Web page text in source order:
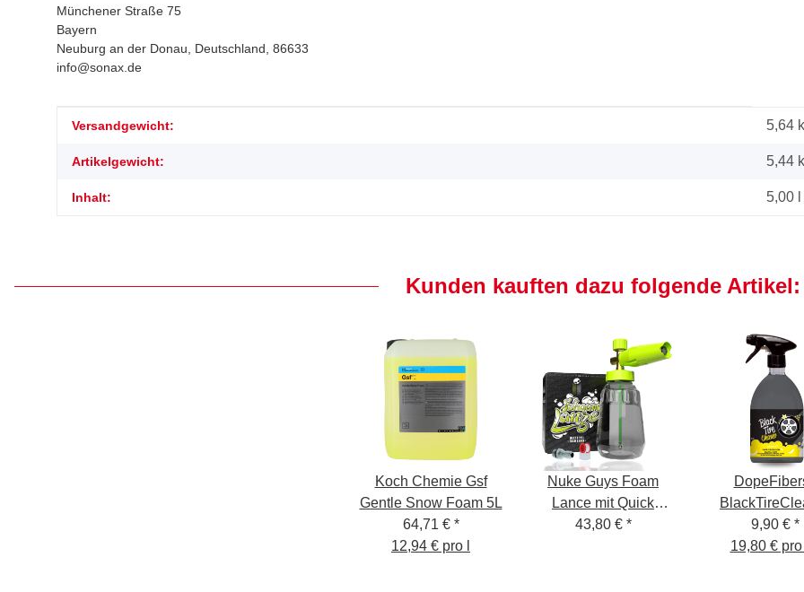
Münchener Straße 75
Bayern
Neuburg an der Donau, Deutschland, 86633
info@sonax.de
Produkteigenschaft
Wert
Versandgewicht: 5,64
Artikelgewicht: 5,44
Inhalt: 5,00 l
Kunden kauften dazu folgende Artikel:
Koch Chemie Gsf
Gentle Snow Foam 5L
64,71 € *
12,94 € pro l
Nuke Guys Foam
Lance mit Quick
Release
43,80 € *
500ml
9,90 € *
19,80 € pro